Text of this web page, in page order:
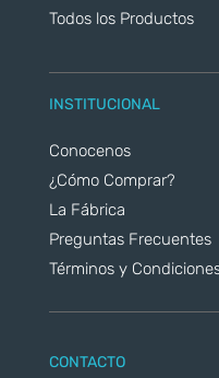
Todos los Productos
INSTITUCIONAL
Conocenos
¿Cómo Comprar?
La Fábrica
Preguntas Frecuentes
Términos y
CONTACTO